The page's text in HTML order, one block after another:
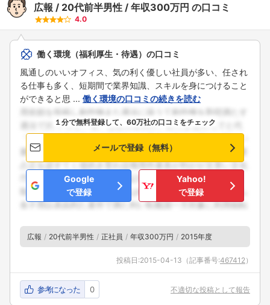
広報 20代前半男性 年収300万円 の口コミ
4.0
働く環境（福利厚生・待遇）の口コミ
風通しのいいオフィス、気の利く優しい社員が多い、任され
る仕事も多く、短期間で業界知識、スキルを身につけること
ができると思 ... 働く環境の口コミの続きを読む
１分で無料登録して、60万社の口コミをチェック
メールで登録（無料）
Google
で登録
Yahoo!
で登録
広報 20代前半男性 正社員 年収300万円 2015年度
投稿日:2015-04-13 （記事番号:467412 ）
参考になった 0 不適切な投稿として報告